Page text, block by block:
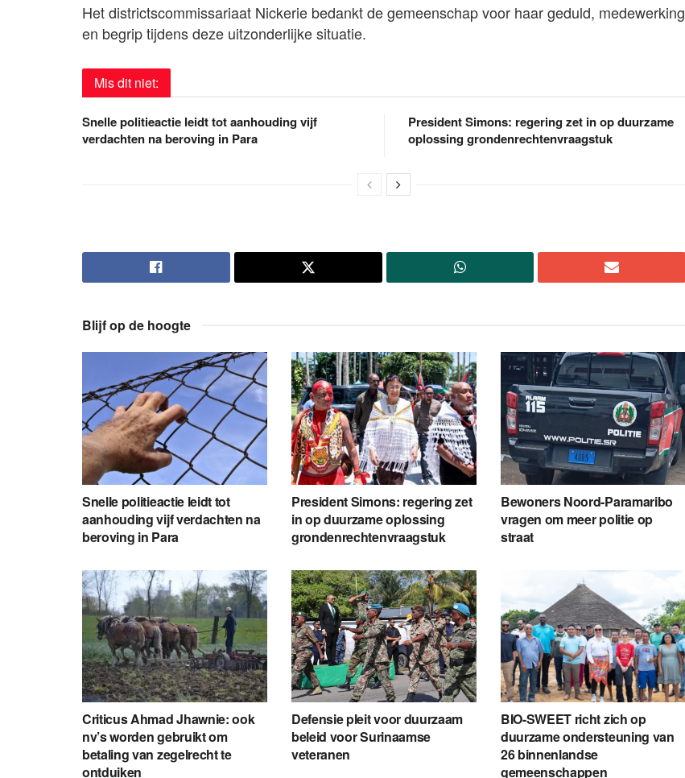
Het districtscommissariaat Nickerie bedankt de gemeenschap voor haar geduld, medewerking
en begrip tijdens deze uitzonderlijke situatie.
Mis dit niet:
Snelle politieactie leidt tot aanhouding vijf
verdachten na beroving in Para
President Simons: regering zet in op duurzame
oplossing grondenrechtenvraagstuk
Blijf op de hoogte
Snelle politieactie leidt tot
aanhouding vijf verdachten na
beroving in Para
President Simons: regering zet
in op duurzame oplossing
grondenrechtenvraagstuk
Bewoners Noord-Paramaribo
vragen om meer politie op
straat
Criticus Ahmad Jhawnie: ook
nv’s worden gebruikt om
betaling van zegelrecht te
ontduiken
Defensie pleit voor duurzaam
beleid voor Surinaamse
veteranen
BIO-SWEET richt zich op
duurzame ondersteuning van
26 binnenlandse
gemeenschappen